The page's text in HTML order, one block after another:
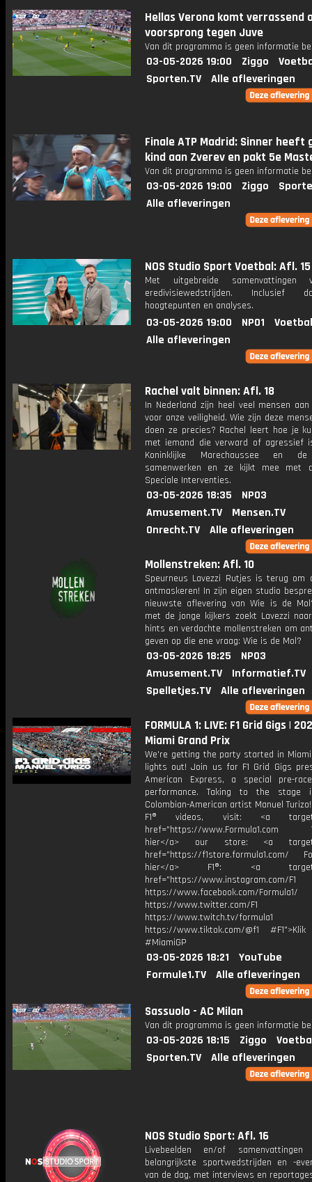
Hellas Verona komt verrassend
voorsprong tegen Juve
Van dit programma is geen informatie
03-05-2026 19:00 Ziggo
Sporten.TV
Alle afleveringen
Finale ATP Madrid: Sinner heeft
kind aan Zverev en pakt 5e
Van dit programma is geen informatie
03-05-2026 19:00 Ziggo
Alle afleveringen
NOS Studio Sport Voetbal: Afl. 15
Met uitgebreide samenvattingen
eredivisiewedstrijden. Inclusief
hoogtepunten en analyses.
03-05-2026 19:00 NPO1
Alle afleveringen
Rachel valt binnen: Afl. 18
In Nederland zijn heel veel mensen
voor onze veiligheid. Wie zijn deze
doen ze precies? Rachel leert hoe je
met iemand die verward of agressief
Koninklijke Marechaussee en
samenwerken en ze kijkt mee met
Speciale Interventies.
03-05-2026 18:35
NPO3
Amusement.TV
Mensen.TV
Onrecht.TV
Alle afleveringen
Mollenstreken: Afl. 10
Speurneus Lavezzi Rutjes is terug om
ontmaskeren! In zijn eigen studio
nieuwste aflevering van Wie is de
met de jonge kijkers zoekt Lavezzi
hints en verdachte mollenstreken om
geven op die ene vraag: Wie is de Mol?
03-05-2026 18:25
NPO3
Amusement.TV
Informatief.TV
Spelletjes.TV
Alle afleveringen
FORMULA 1: LIVE: F1 Grid Gigs |
Miami Grand Prix
We're getting the party started in
lights out! Join us for F1 Grid Gigs
American Express, a special pre-
performance. Taking to the stage
Colombian-American artist Manuel
F1® videos, visit: <a
href="https://www.Formula1.com
hier</a> our store: <a
href="https://f1store.formula1.com/
hier</a> F1®: <a
href="https://www.instagram.com/F1
https://www.facebook.com/Formula1/
https://www.twitter.com/F1
https://www.twitch.tv/formula1
https://www.tiktok.com/@f1
#MiamiGP
03-05-2026 18:21
YouTube
Formule1.TV
Alle afleveringen
Sassuolo - AC Milan
Van dit programma is geen informatie
03-05-2026 18:15 Ziggo
Sporten.TV
Alle afleveringen
NOS Studio Sport: Afl. 16
Livebeelden en/of
belangrijkste sportwedstrijden en -
van de dag, met interviews en